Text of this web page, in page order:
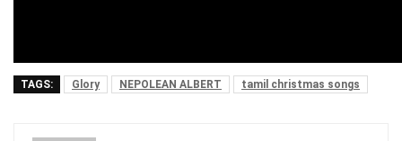
TAGS: Glory NEPOLEAN ALBERT tamil christmas songs